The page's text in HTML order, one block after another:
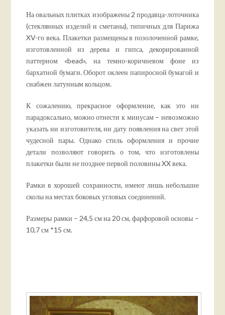
На овальных плитках изображены 2 продавца-лоточника
(стеклянных изделий и сметаны), типичных для Парижа
XV-го века. Плакетки размещены в позолоченной рамке,
изготовленной из дерева и гипса, декорированной
паттерном «bead», на темно-коричневом фоне из
бархатной бумаги. Оборот оклеен папиросной бумагой и
снабжен латунным кольцом.
К сожалению, прекрасное оформление, как это ни
парадоксально, можно отнести к минусам – невозможно
указать ни изготовителя, ни дату появления на свет этой
чудесной пары. Однако стиль оформления и прочие
детали позволяют говорить о том, что изготовлены
плакетки были не позднее первой половины XX века.
Рамки в хорошей сохранности, имеют лишь небольшие
сколы на местах боковых угловых соединений.
Размеры рамки – 24,5 см на 20 см, фарфоровой основы –
10,7 см *15 см.